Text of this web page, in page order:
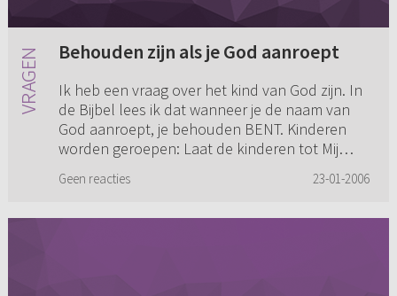
Behouden zijn als je God aanroept
Ik heb een vraag over het kind van God zijn. In
de Bijbel lees ik dat wanneer je de naam van
God aanroept, je behouden BENT. Kinderen
worden geroepen: Laat de kinderen tot Mij
Geen reacties 23-01-2006